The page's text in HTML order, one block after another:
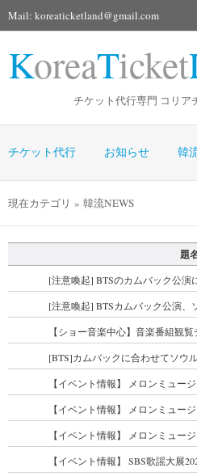
Mail: koreaticketland@gmail.com
KoreaTicket
チケット代行専門 コリア
チケット代行 お知らせ 韓
現在カテゴリ » 韓流NEWS
題
[注意喚起] BTSのカムバック公演
[注意喚起] BTSカムバック公演、
【ショー音楽中心】音楽番組観
[BTS]カムバックに合わせてソウ
【イベント情報】 メロンミュー
【イベント情報】 メロンミュー
【イベント情報】 メロンミュー
【イベント情報】 SBS歌謡大展